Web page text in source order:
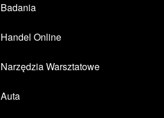
Badania
Handel Online
Narzędzia Warsztatowe
Auta